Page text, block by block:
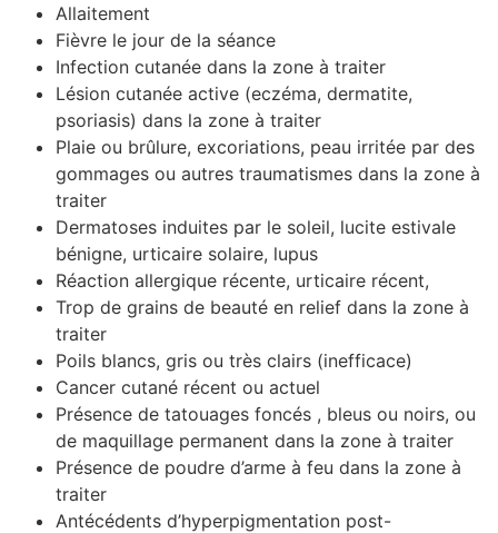
Allaitement
Fièvre le jour de la séance
Infection cutanée dans la zone à traiter
Lésion cutanée active (eczéma, dermatite,
psoriasis) dans la zone à traiter
Plaie ou brûlure, excoriations, peau irritée par des
gommages ou autres traumatismes dans la zone à
traiter
Dermatoses induites par le soleil, lucite estivale
bénigne, urticaire solaire, lupus
Réaction allergique récente, urticaire récent,
Trop de grains de beauté en relief dans la zone à
traiter
Poils blancs, gris ou très clairs (inefficace)
Cancer cutané récent ou actuel
Présence de tatouages foncés , bleus ou noirs, ou
de maquillage permanent dans la zone à traiter
Présence de poudre d’arme à feu dans la zone à
traiter
Antécédents d’hyperpigmentation post-